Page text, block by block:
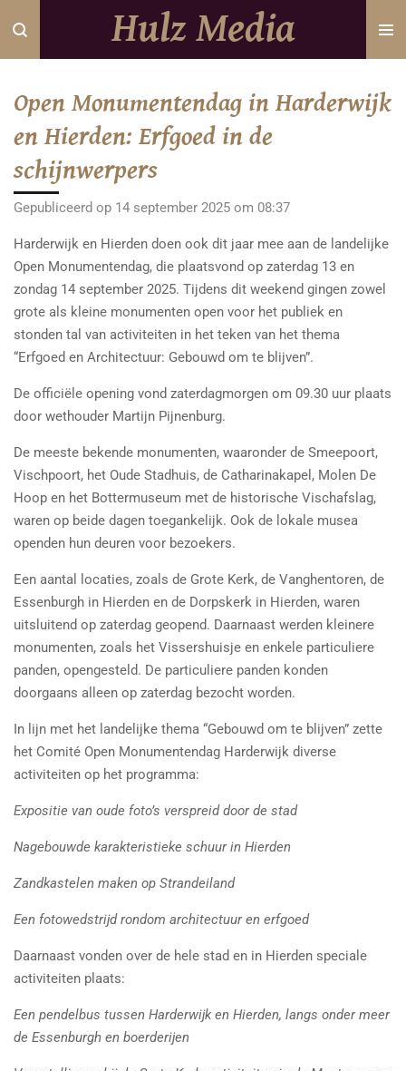
Ga
direct
hoofdinhoud
Hulz Media
Open Monumentendag in Harderwijk
en Hierden: Erfgoed in de
schijnwerpers
Gepubliceerd op 14 september 2025 om 08:37
Harderwijk en Hierden doen ook dit jaar mee aan de landelijke
Open Monumentendag, die plaatsvond op zaterdag 13 en
zondag 14 september 2025. Tijdens dit weekend gingen zowel
grote als kleine monumenten open voor het publiek en
stonden tal van activiteiten in het teken van het thema
“Erfgoed en Architectuur: Gebouwd om te blijven”.
De officiële opening vond zaterdagmorgen om 09.30 uur plaats
door wethouder Martijn Pijnenburg.
De meeste bekende monumenten, waaronder de Smeepoort,
Vischpoort, het Oude Stadhuis, de Catharinakapel, Molen De
Hoop en het Bottermuseum met de historische Vischafslag,
waren op beide dagen toegankelijk. Ook de lokale musea
openden hun deuren voor bezoekers.
Een aantal locaties, zoals de Grote Kerk, de Vanghentoren, de
Essenburgh in Hierden en de Dorpskerk in Hierden, waren
uitsluitend op zaterdag geopend. Daarnaast werden kleinere
monumenten, zoals het Vissershuisje en enkele particuliere
panden, opengesteld. De particuliere panden konden
doorgaans alleen op zaterdag bezocht worden.
In lijn met het landelijke thema “Gebouwd om te blijven” zette
het Comité Open Monumentendag Harderwijk diverse
activiteiten op het programma:
Expositie van oude foto’s verspreid door de stad
Nagebouwde karakteristieke schuur in Hierden
Zandkastelen maken op Strandeiland
Een fotowedstrijd rondom architectuur en erfgoed
Daarnaast vonden over de hele stad en in Hierden speciale
activiteiten plaats:
Een pendelbus tussen Harderwijk en Hierden, langs onder meer
de Essenburgh en boerderijen